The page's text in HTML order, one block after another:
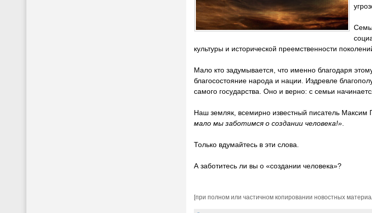
культуры и исторической преемственности
Мало кто задумывается, что именно благодаря
благосостояние народа и нации. Издревле
самого государства. Оно и верно: с семьи
Наш земляк, всемирно известный писатель Максим
мало мы заботимся о создании человека!»
Только вдумайтесь в эти слова.
А заботитесь ли вы о «создании человека»?
[при полном или частичном копировании новостных